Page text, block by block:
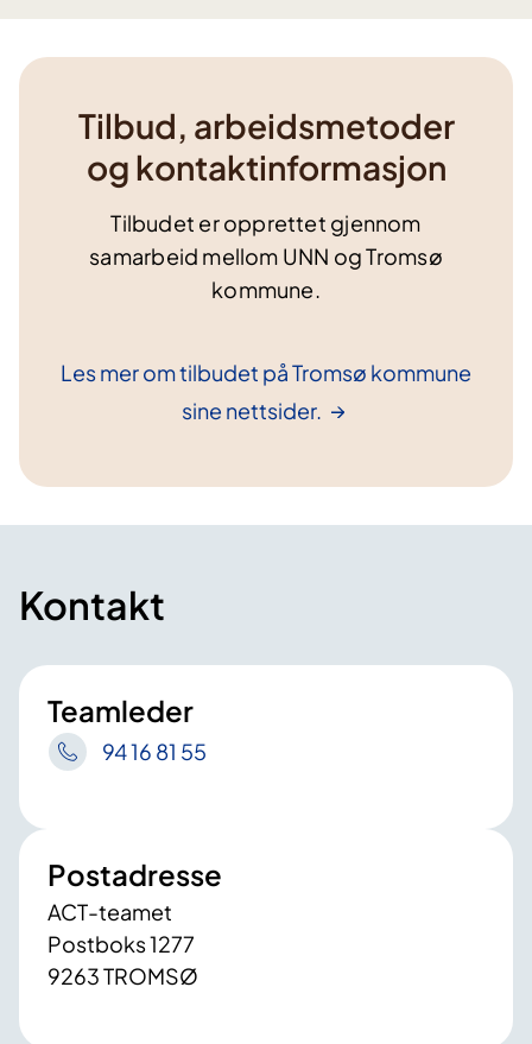
Tilbud, arbeidsmetoder
og kontaktinformasjon
Tilbudet er opprettet gjennom
samarbeid mellom UNN og Tromsø
kommune.
Les mer om tilbudet på Tromsø kommune
sine nettsider.
Kontakt
Teamleder
94 16 81 55
Postadresse
ACT-teamet
Postboks 1277
9263 TROMSØ